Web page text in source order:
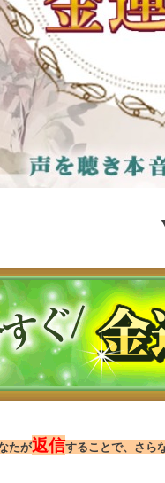
たが返信することで、さら